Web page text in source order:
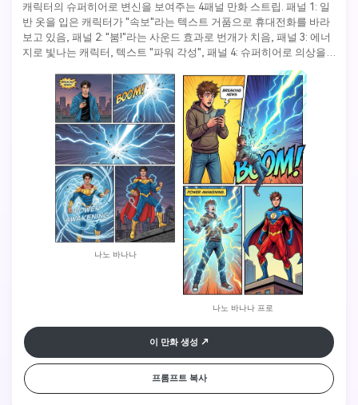
캐릭터의 슈퍼히어로 변신을 보여주는 4패널 만화 스트립. 패널 1: 일
반 옷을 입은 캐릭터가 "속보"라는 텍스트 거품으로 휴대전화를 바라
보고 있음, 패널 2: "붐!"라는 사운드 효과로 번개가 치음, 패널 3: 에너
지로 빛나는 캐릭터, 텍스트 "파워 각성", 패널 4: 슈퍼히어로 의상을
입은 캐릭터가 영웅적인 포즈를 취합니다. 만화책 스타일, 생생한 색
상, 역동적인 액션 라인, 선명한 텍스트가 있는 음성 거품.
나노 바나나
나노 바나나 프로
이 만화 생성
프롬프트 복사